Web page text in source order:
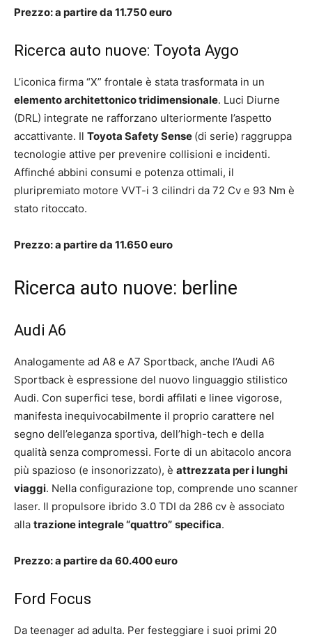
Prezzo: a partire da 11.750 euro
Ricerca auto nuove: Toyota Aygo
L’iconica firma “X” frontale è stata trasformata in un
elemento architettonico tridimensionale. Luci Diurne
(DRL) integrate ne rafforzano ulteriormente l’aspetto
accattivante. Il Toyota Safety Sense (di serie) raggruppa
tecnologie attive per prevenire collisioni e incidenti.
Affinché abbini consumi e potenza ottimali, il
pluripremiato motore VVT-i 3 cilindri da 72 Cv e 93 Nm è
stato ritoccato.
Prezzo: a partire da 11.650 euro
Ricerca auto nuove: berline
Audi A6
Analogamente ad A8 e A7 Sportback, anche l’Audi A6
Sportback è espressione del nuovo linguaggio stilistico
Audi. Con superfici tese, bordi affilati e linee vigorose,
manifesta inequivocabilmente il proprio carattere nel
segno dell’eleganza sportiva, dell’high-tech e della
qualità senza compromessi. Forte di un abitacolo ancora
più spazioso (e insonorizzato), è attrezzata per i lunghi
viaggi. Nella configurazione top, comprende uno scanner
laser. Il propulsore ibrido 3.0 TDI da 286 cv è associato
alla trazione integrale “quattro” specifica.
Prezzo: a partire da 60.400 euro
Ford Focus
Da teenager ad adulta. Per festeggiare i suoi primi 20